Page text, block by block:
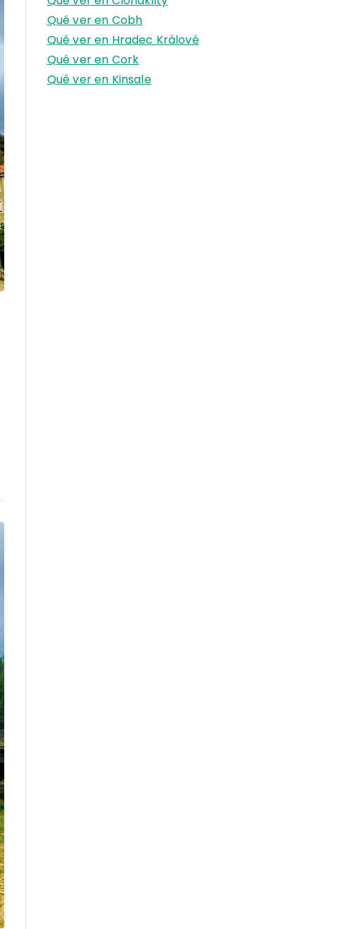
Qué ver en Cobh
Qué ver en Hradec Králové
Qué ver en Cork
Qué ver en Kinsale